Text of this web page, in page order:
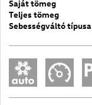
Saját tömeg
Teljes tömeg
Sebességváltó típusa